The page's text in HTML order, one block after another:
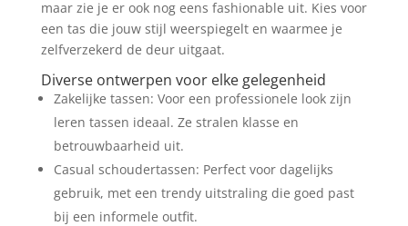
maar zie je er ook nog eens fashionable uit. Kies voor
een tas die jouw stijl weerspiegelt en waarmee je
zelfverzekerd de deur uitgaat.
Diverse ontwerpen voor elke gelegenheid
Zakelijke tassen: Voor een professionele look zijn
leren tassen ideaal. Ze stralen klasse en
betrouwbaarheid uit.
Casual schoudertassen: Perfect voor dagelijks
gebruik, met een trendy uitstraling die goed past
bij een informele outfit.